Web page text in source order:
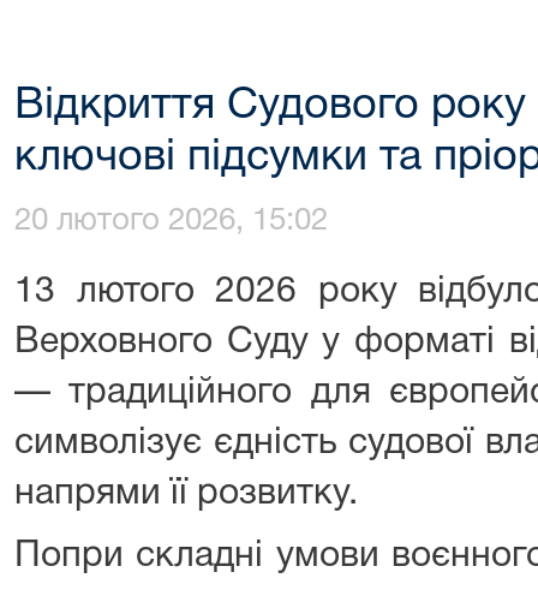
Відкриття Судового
ключові підсумки та
20 лютого 2026, 15:02
13 лютого 2026 року
Верховного Суду у форматі
— традиційного для
символізує єдність судової
напрями її розвитку.
Попри складні умови